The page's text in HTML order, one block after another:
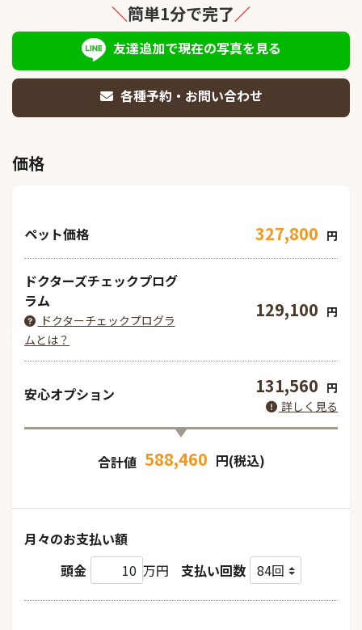
＼簡単1分で完了／
友達追加で現在の写真を見る
各種予約・お問い合わせ
価格
ペット価格 327,800 円
ドクターズチェックプログ
ラム
ドクターチェックプログラ
ムとは？
129,100 円
安心オプション 131,560 円
詳しく見る
合計値 588,460 円(税込)
月々のお支払い額
頭金
万円 支払い回数